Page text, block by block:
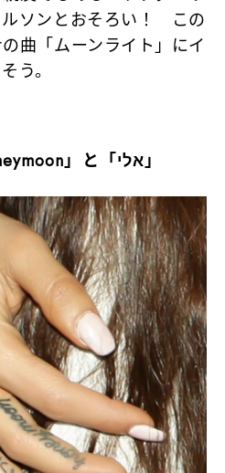
ソンとおそろい！ この
曲「ムーンライト」にイ
う。
6 ＆ 7 指の「Honeymoon」と「אלי」